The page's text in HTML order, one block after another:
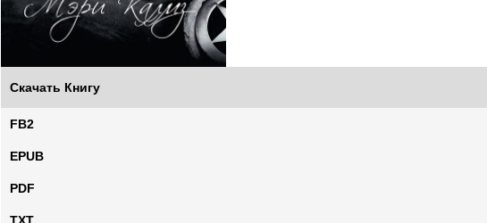
Скачать Книгу
FB2
EPUB
PDF